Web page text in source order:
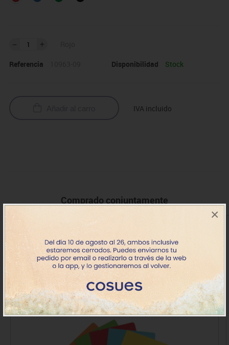
×
Referencia Disponibilidad Stock
IVA incluido
Comprado conjuntamente